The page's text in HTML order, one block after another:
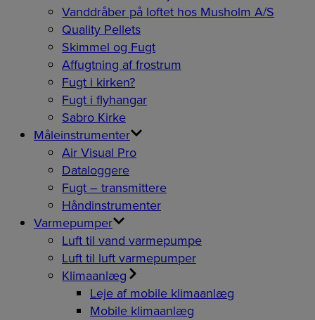
Vanddråber på loftet hos Musholm A/S
Quality Pellets
Skimmel og Fugt
Affugtning af frostrum
Fugt i kirken?
Fugt i flyhangar
Sabro Kirke
Måleinstrumenter
Air Visual Pro
Dataloggere
Fugt – transmittere
Håndinstrumenter
Varmepumper
Luft til vand varmepumpe
Luft til luft varmepumper
Klimaanlæg
Leje af mobile klimaanlæg
Mobile klimaanlæg